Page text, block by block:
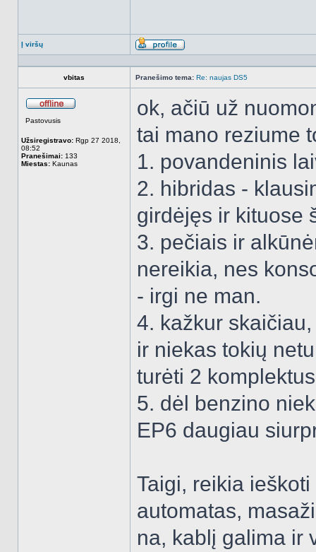
Į viršų
Aprašymas
vbitas Pranešimo tema: Re: naujas DS5
Pastovusis
Užsiregistravo: Rgp 27 2018,
08:52
Pranešimai: 133
Miestas: Kaunas
ok, ačiū už
tai mano reziume
1. povandeninis
2. hibridas -
girdėjęs ir kituose
3. pečiais ir
nereikia, nes
- irgi ne man.
4. kažkur
ir niekas tokių
turėti 2
5. dėl benzino
EP6 daugiau
Taigi, reikia
automatas,
na, kablį galima ir